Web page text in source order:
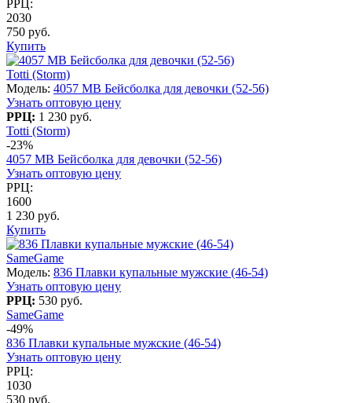
РРЦ:
2030
750 руб.
Купить
Totti (Storm)
Модель: 4057 МВ Бейсболка для девочки (52-56)
Узнать оптовую цену
РРЦ: 1 230 руб.
Totti (Storm)
-23%
4057 МВ Бейсболка для девочки (52-56)
Узнать оптовую цену
РРЦ:
1600
1 230 руб.
Купить
SameGame
Модель: 836 Плавки купальные мужские (46-54)
Узнать оптовую цену
РРЦ: 530 руб.
SameGame
-49%
836 Плавки купальные мужские (46-54)
Узнать оптовую цену
РРЦ:
1030
530 руб.